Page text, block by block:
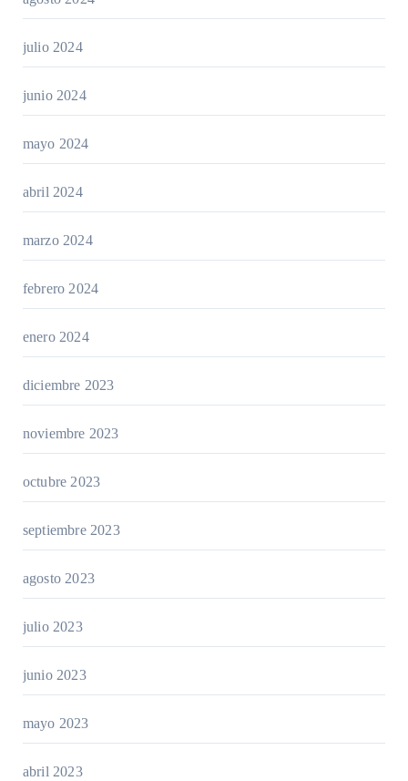
julio 2024
junio 2024
mayo 2024
abril 2024
marzo 2024
febrero 2024
enero 2024
diciembre 2023
noviembre 2023
octubre 2023
septiembre 2023
agosto 2023
julio 2023
junio 2023
mayo 2023
abril 2023